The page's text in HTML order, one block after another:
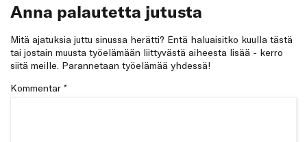
Anna palautetta jutusta
Mitä ajatuksia juttu sinussa herätti? Entä haluaisitko kuulla tästä
tai jostain muusta työelämään liittyvästä aiheesta lisää - kerro
siitä meille. Parannetaan työelämää yhdessä!
Kommentar *